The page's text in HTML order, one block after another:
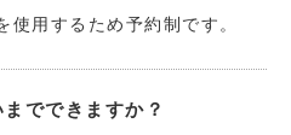
使用するため予約制です。
でできますか？